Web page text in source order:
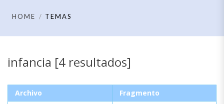
HOME TEMAS
infancia [4 resultados]
Archivo Fragmento